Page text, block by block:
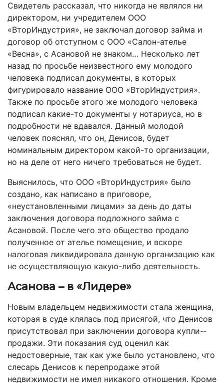
Свидетель рассказал, что никогда не являлся ни
директором, ни учредителем ООО
«ВторИндустрия», не заключал договор займа и
договор об отступном с ООО «Салон-­ателье
«Весна», с Асановой не знаком… Несколько лет
назад по просьбе неизвестного ему молодого
человека подписал документы, в которых
фигурировало название ООО «ВторИндустрия».
Также по просьбе этого же молодого человека
подписал какие-­то документы у нотариуса, но в
подробности не вдавался. Данный молодой
человек пояснял, что он, Денисов, будет
номинальным директором какой-то организации,
но на деле от него ничего требоваться не будет.
Выяснилось, что ООО «ВторИндустрия» было
создано, как написано в приговоре,
«неустановленными лицами» за день до даты
заключения договора подложного займа с
Асановой. После чего это общество продало
полученное от ателье помещение, и вскоре
налоговая ликвидировала данную организацию как
не осуществляющую какую­-либо деятельность.
Асанова – в «Лидере»
Новым владельцем недвижимости стала женщина,
которая в суде клялась под присягой, что Денисов
присутствовал при заключении договора купли-­
продажи. Эти показания суд оценил как
недостоверные, так как уже было установлено, что
слесарь Денисов к перепродаже этой
недвижимости не имел никакого отношения. Кроме